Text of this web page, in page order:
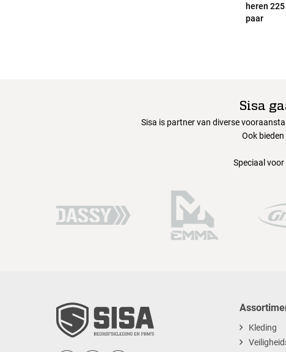
heren
paar
Sisa
Sisa is partner van diverse
Ook
Speciaal
Kleding